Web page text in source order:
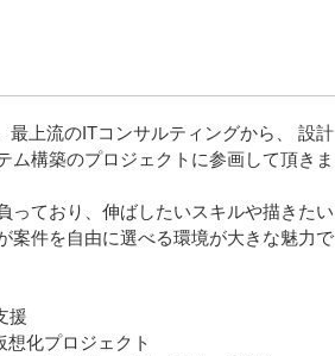
最上流のITコンサルティングから、 設計
ム構築のプロジェクトに参画して頂きま
っており、伸ばしたいスキルや描きたい
案件を自由に選べる環境が大きな魅力で
援
化プロジェクト